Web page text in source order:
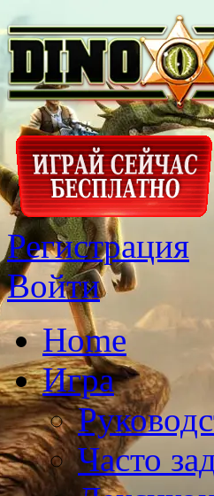
Регистрация
Войти
Home
Игра
Часто